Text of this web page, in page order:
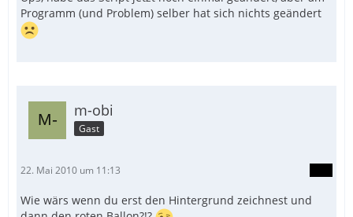
Programm (und Problem) selber hat sich nichts geändert
m-obi
Gast
22. Mai 2010 um 11:13
Wie wärs wenn du erst den Hintergrund zeichnest und